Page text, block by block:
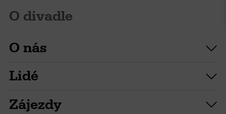
O divadle
O nás
Lidé
Zájezdy